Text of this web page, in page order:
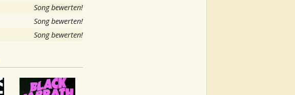
Song bewerten!
Song bewerten!
Song bewerten!